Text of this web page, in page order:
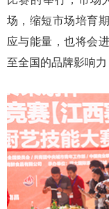
场，缩短市场培育
应与能量，也将会
至全国的品牌影响